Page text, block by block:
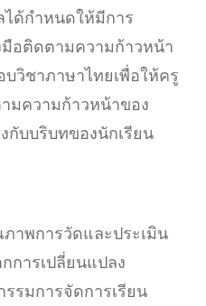
ด้กำหนดให้มีการ
อติดตามความก้าวหน้า
วิชาภาษาไทยเพื่อให้ครู
มความก้าวหน้าของ
กับบริบทของนักเรียน
าพการวัดและประเมิน
การเปลี่ยนแปลง
รรมการจัดการเรียน